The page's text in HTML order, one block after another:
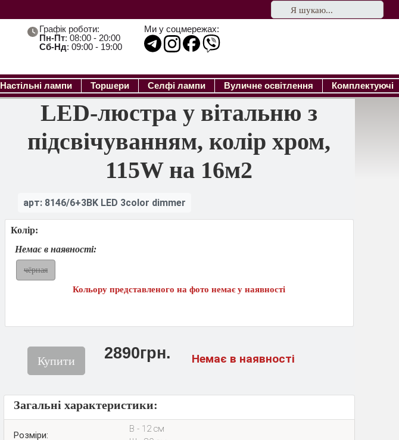
Графік роботи:
Пн-Пт: 08:00 - 20:00
Сб-Нд: 09:00 - 19:00
Ми у соцмережах:
Настільні лампи Торшери Селфі лампи Вуличне освітлення Комплектуючі
LED-люстра у вітальню з
підсвічуванням, колір хром,
115W на 16м2
арт: 8146/6+3BK LED 3color dimmer
Колір:
Немає в наявності:
чёрная
Кольору представленого на фото немає у наявності
Купити 2890грн. Немає в наявності
Загальні характеристики:
Розміри:
В - 12 см